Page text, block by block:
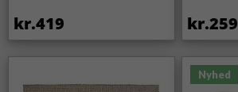
kr.419 kr.259
Nyhed